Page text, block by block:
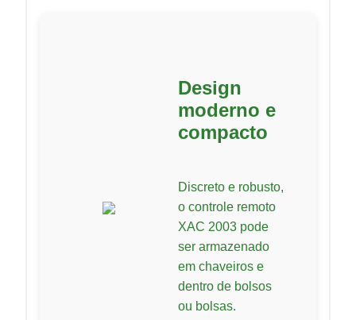
Design
moderno e
compacto
Discreto e robusto,
o controle remoto
XAC 2003 pode
ser armazenado
em chaveiros e
dentro de bolsos
ou bolsas.